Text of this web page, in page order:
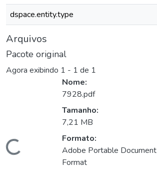
dspace.entity.type
Arquivos
Pacote original
Agora exibindo 1 - 1 de 1
Carregando...
Nome:
7928.pdf
Tamanho:
7,21 MB
Formato:
Adobe Portable Document
Format